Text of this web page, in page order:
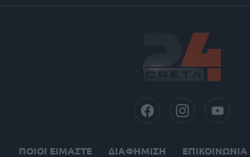
ΠΟΙΟΙ ΕΙΜΑΣΤΕ ΔΙΑΦΗΜΙΣΗ ΕΠΙΚΟΙΝΩΝΙΑ